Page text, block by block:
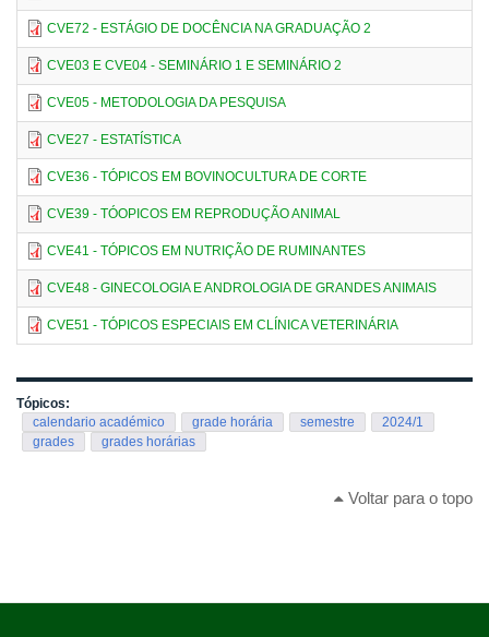
CVE72 - ESTÁGIO DE DOCÊNCIA NA GRADUAÇÃO 2
CVE03 E CVE04 - SEMINÁRIO 1 E SEMINÁRIO 2
CVE05 - METODOLOGIA DA PESQUISA
CVE27 - ESTATÍSTICA
CVE36 - TÓPICOS EM BOVINOCULTURA DE CORTE
CVE39 - TÓOPICOS EM REPRODUÇÃO ANIMAL
CVE41 - TÓPICOS EM NUTRIÇÃO DE RUMINANTES
CVE48 - GINECOLOGIA E ANDROLOGIA DE GRANDES ANIMAIS
CVE51 - TÓPICOS ESPECIAIS EM CLÍNICA VETERINÁRIA
Tópicos:
calendario académico
grade horária semestre
2024/1
grades
grades horárias
Voltar para o topo